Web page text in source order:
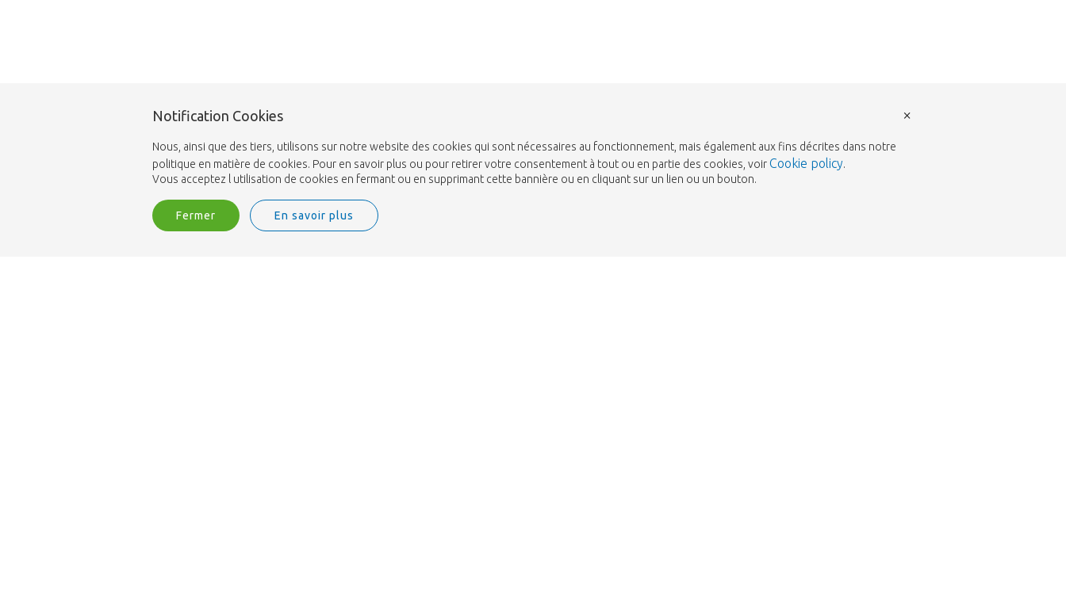
Notification Cookies
Nous, ainsi que des tiers, utilisons sur notre website des cookies qui sont nécessaires au fonctionnement, mais également aux fins décrites dans notre
politique en matière de cookies. Pour en savoir plus ou pour retirer votre consentement à tout ou en partie des cookies, voirCookie policy.
Vous acceptez l utilisation de cookies en fermant ou en supprimant cette bannière ou en cliquant sur un lien ou un bouton.
Fermer En savoir plus
×